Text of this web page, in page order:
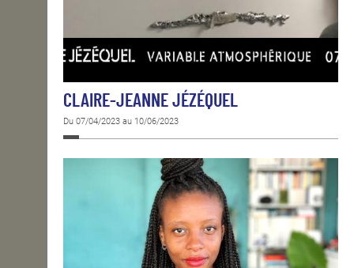
CLAIRE-JEANNE JÉZÉQUEL
Du 07/04/2023 au 10/06/2023